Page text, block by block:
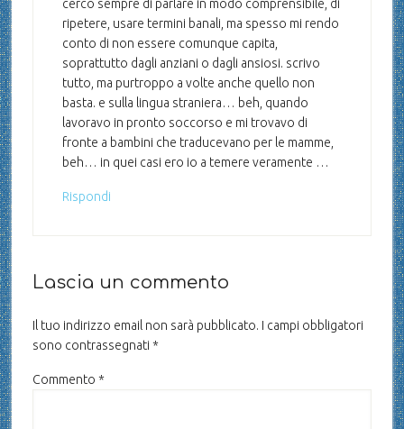
cerco sempre di parlare in modo comprensibile, di
ripetere, usare termini banali, ma spesso mi rendo
conto di non essere comunque capita,
soprattutto dagli anziani o dagli ansiosi. scrivo
tutto, ma purtroppo a volte anche quello non
basta. e sulla lingua straniera… beh, quando
lavoravo in pronto soccorso e mi trovavo di
fronte a bambini che traducevano per le mamme,
beh… in quei casi ero io a temere veramente …
Rispondi
Lascia un commento
Il tuo indirizzo email non sarà pubblicato. I campi obbligatori
sono contrassegnati *
Commento *